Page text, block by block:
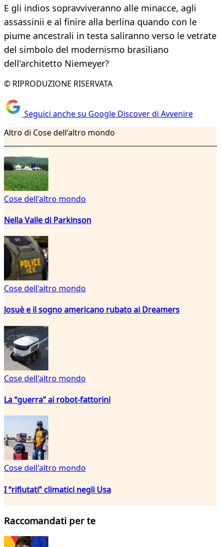
E gli indios sopravviveranno alle minacce, agli
assassinii e al finire alla berlina quando con le
piume ancestrali in testa saliranno verso le vetrate
del simbolo del modernismo brasiliano
dell'architetto Niemeyer?
© RIPRODUZIONE RISERVATA
Seguici anche su Google Discover di Avvenire
Altro di Cose dell'altro mondo
Cose dell'altro mondo
Nella Valle di Parkinson
Cose dell'altro mondo
Josuè e il sogno americano rubato ai Dreamers
Cose dell'altro mondo
La “guerra” ai robot-fattorini
Cose dell'altro mondo
I “rifiutati” climatici negli Usa
Raccomandati per te